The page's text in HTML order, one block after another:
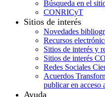
Búsqueda en el
CONRICyT
Sitios de interés
Novedades
Recursos
Sitios de interés y
Sitios de interés
Redes Sociales
Acuerdos
publicar en acceso
Ayuda